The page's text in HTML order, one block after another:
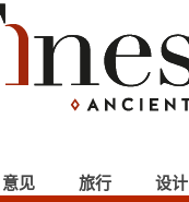
意见 旅行 设计